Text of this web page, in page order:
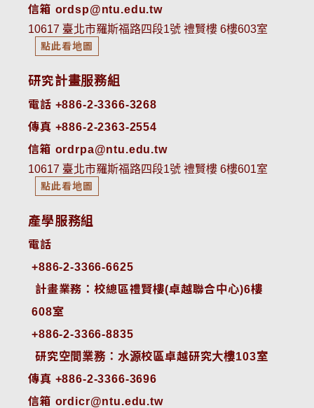
信箱 ordsp@ntu.edu.tw
10617 臺北市羅斯福路四段1號 禮賢樓 6樓603室
點此看地圖
研究計畫服務組
電話 +886-2-3366-3268
傳真 +886-2-2363-2554
信箱 ordrpa@ntu.edu.tw
10617 臺北市羅斯福路四段1號 禮賢樓 6樓601室
點此看地圖
產學服務組
電話
+886-2-3366-6625
計畫業務：校總區禮賢樓(卓越聯合中心)6樓
608室
+886-2-3366-8835
研究空間業務：水源校區卓越研究大樓103室
傳真 +886-2-3366-3696
信箱 ordicr@ntu.edu.tw